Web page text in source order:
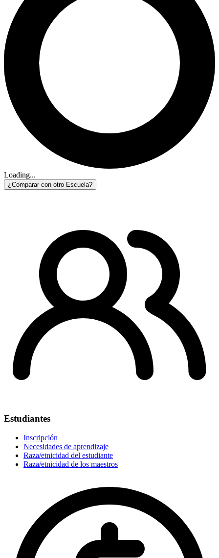
Loading...
¿Comparar con otro Escuela?
Estudiantes
Inscripción
Necesidades de aprendizaje
Raza/etnicidad del estudiante
Raza/etnicidad de los maestros